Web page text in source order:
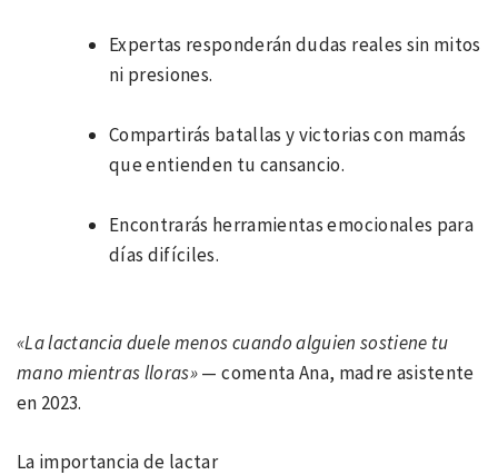
Expertas responderán dudas reales sin mitos
ni presiones.
Compartirás batallas y victorias con mamás
que entienden tu cansancio.
Encontrarás herramientas emocionales para
días difíciles.
«La lactancia duele menos cuando alguien sostiene tu
mano mientras lloras»— comenta Ana, madre asistente
en 2023.
La importancia de lactar